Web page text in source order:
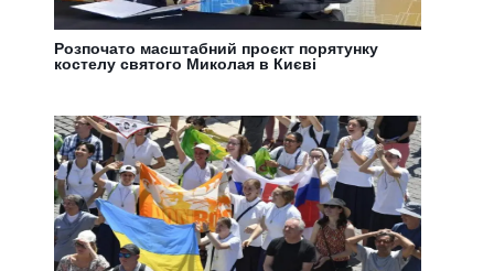
Розпочато масштабний проєкт порятунку
костелу святого Миколая в Києві